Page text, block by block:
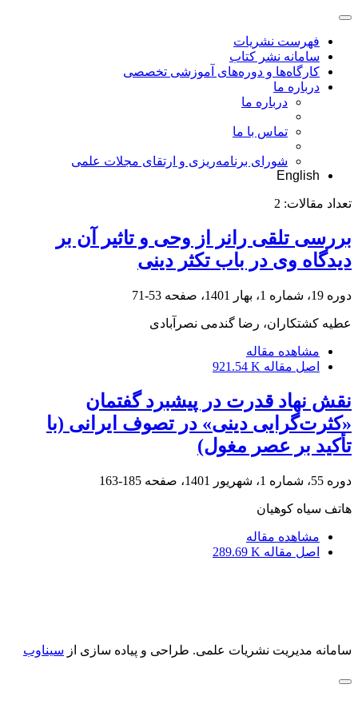
فهرست نشریات
سامانه نشر کتاب
کارگاه‌ها و دوره‌های آموزشی تخصصی
درباره ما
درباره ما
تماس با ما
شورای برنامه‌ریزی و ارتقای مجلات علمی
English
تعداد مقالات: 2
بررسی تلقی رانر از وحی و تاثیر آن بر
دیدگاه وی در باب تکثر دینی
دوره 19، شماره 1، بهار 1401، صفحه 53-71
عطیه کشتکاران، رضا گندمی نصرآبادی
مشاهده مقاله
اصل مقاله 921.54 K
نقش نهاد قدرت در پیشبرد گفتمان‌
«کثرت‌گرایی دینی» در تصوف ایرانی (با
تأکید بر عصر مغول)
دوره 55، شماره 1، شهریور 1401، صفحه 185-163
هاتف سیاه کوهیان
مشاهده مقاله
اصل مقاله 289.69 K
سامانه مدیریت نشریات علمی. طراحی و پیاده سازی از سیناوب